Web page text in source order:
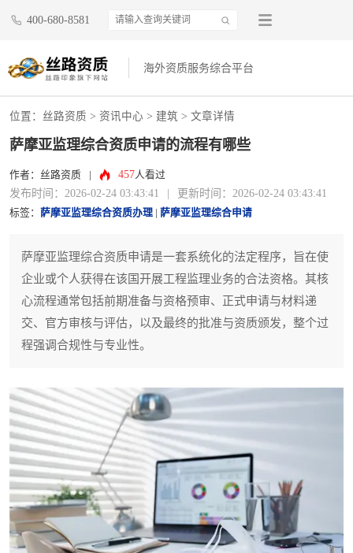
400-680-8581
海外资质服务综合平台
位置： 丝路资质 > 资讯中心 > 建筑 > 文章详情
萨摩亚监理综合资质申请的流程有哪些
作者：丝路资质 457人看过
发布时间：2026-02-24 03:43:41 更新时间：2026-02-24 03:43:41
标签： 萨摩亚监理综合资质办理 萨摩亚监理综合申请
萨摩亚监理综合资质申请是一套系统化的法定程序，旨在使
企业或个人获得在该国开展工程监理业务的合法资格。其核
心流程通常包括前期准备与资格预审、正式申请与材料递
交、官方审核与评估，以及最终的批准与资质颁发，整个过
程强调合规性与专业性。